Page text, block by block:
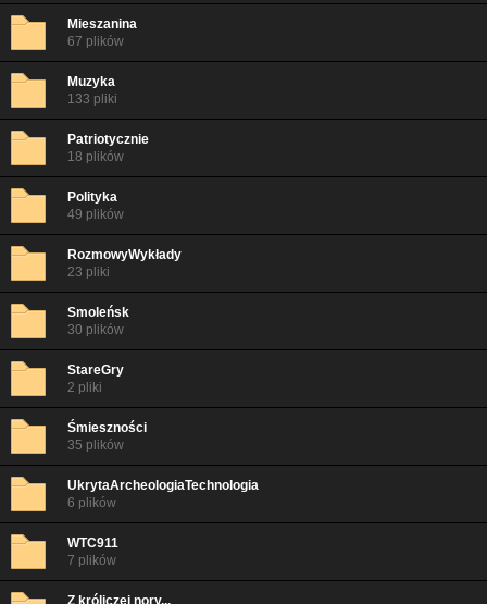
Mieszanina
67 plików
Muzyka
133 pliki
Patriotycznie
18 plików
Polityka
49 plików
RozmowyWykłady
23 pliki
Smoleńsk
30 plików
StareGry
2 pliki
Śmieszności
35 plików
UkrytaArcheologiaTechnologia
6 plików
WTC911
7 plików
Z króliczej nory...